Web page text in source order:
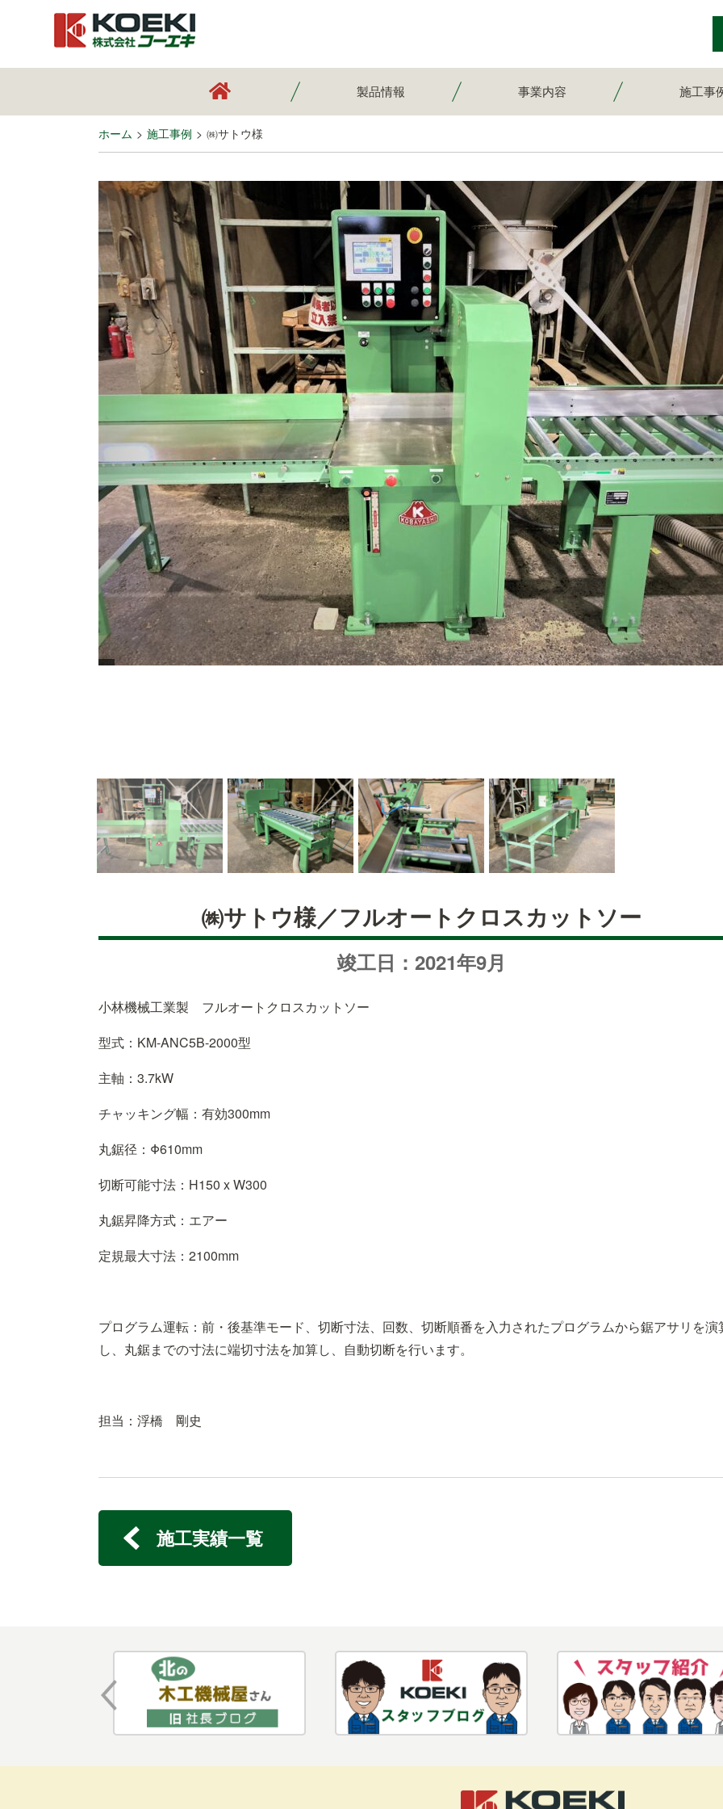
製品情報 事業内容 施工事
ホーム 施工事例 ㈱サトウ様
㈱サトウ様／フルオートクロスカットソー
竣工日：2021年9月
小林機械工業製 フルオートクロスカットソー
型式：KM-ANC5B-2000型
主軸：3.7kW
チャッキング幅：有効300mm
丸鋸径：Φ610mm
切断可能寸法：H150 x W300
丸鋸昇降方式：エアー
定規最大寸法：2100mm
プログラム運転：前・後基準モード、切断寸法、回数、切断順番を入力されたプログラムから鋸アサリを演
し、丸鋸までの寸法に端切寸法を加算し、自動切断を行います。
担当：浮橋 剛史
施工実績一覧